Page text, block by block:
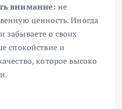
внимание: не
ценность. Иногда
о своих
спокойствие и
которое высоко